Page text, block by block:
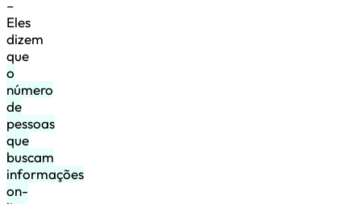
–
Eles
dizem
que
o
número
de
pessoas
que
buscam
informações
on-